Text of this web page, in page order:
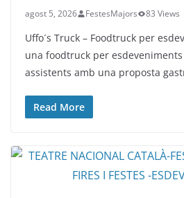
agost 5, 2026 FestesMajors 83 Views
Uffo´s Truck – Foodtruck per
una foodtruck per
assistents amb una proposta
Read More